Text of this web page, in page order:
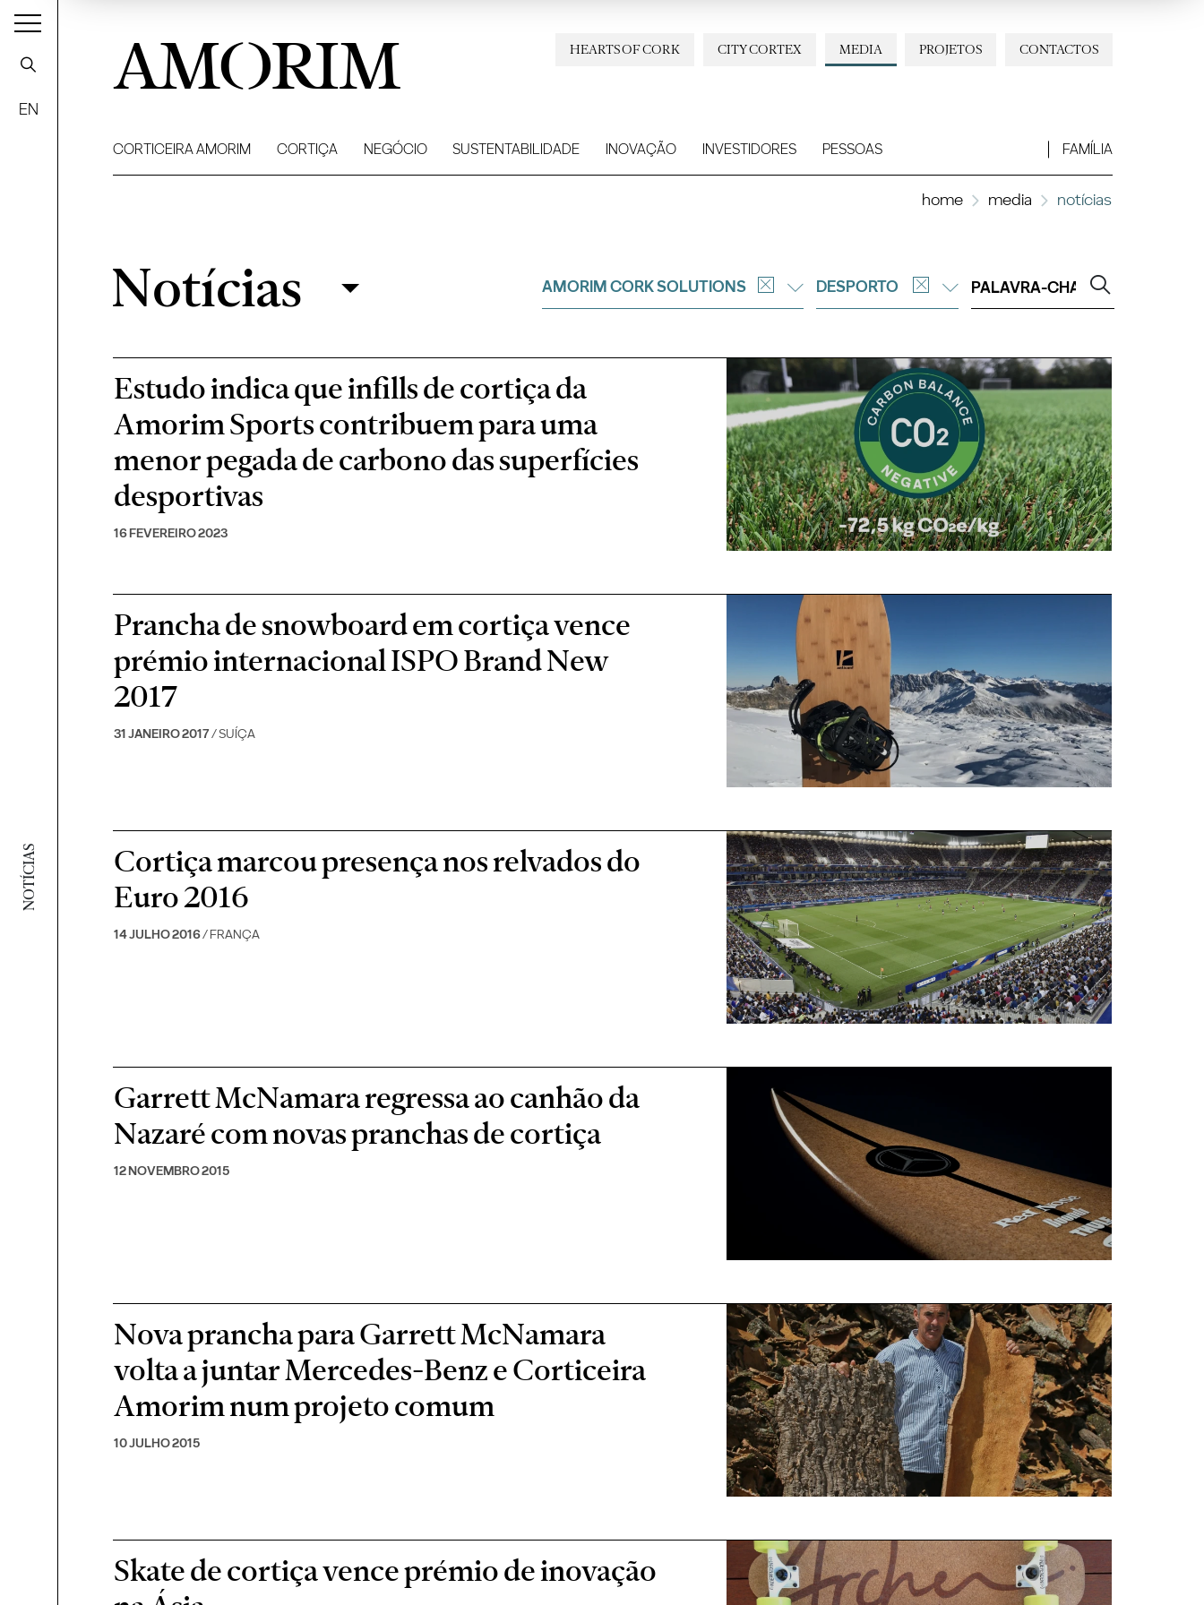
NOTÍCIAS
EN
AMORIM CONTACTOS
PROJETOS
MEDIA
CITY CORTEX
HEARTS OF CORK
CORTICEIRA AMORIM CORTIÇA NEGÓCIO SUSTENTABILIDADE INOVAÇÃO INVESTIDORES PESSOAS FAMÍLIA
home media notícias
Filtrar
Notícias AMORIM CORK SOLUTIONS DESPORTO
Estudo indica que infills de cortiça da
Amorim Sports contribuem para uma
menor pegada de carbono das superfícies
desportivas
16 FEVEREIRO 2023
Prancha de snowboard em cortiça vence
prémio internacional ISPO Brand New
2017
31 JANEIRO 2017/ SUÍÇA
Cortiça marcou presença nos relvados do
Euro 2016
14 JULHO 2016/ FRANÇA
Garrett McNamara regressa ao canhão da
Nazaré com novas pranchas de cortiça
12 NOVEMBRO 2015
Nova prancha para Garrett McNamara
volta a juntar Mercedes-Benz e Corticeira
Amorim num projeto comum
10 JULHO 2015
Skate de cortiça vence prémio de inovação